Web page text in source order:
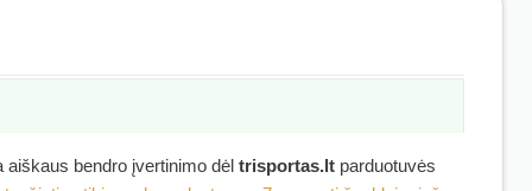
aiškaus bendro įvertinimo dėl trisportas.lt parduotuvės